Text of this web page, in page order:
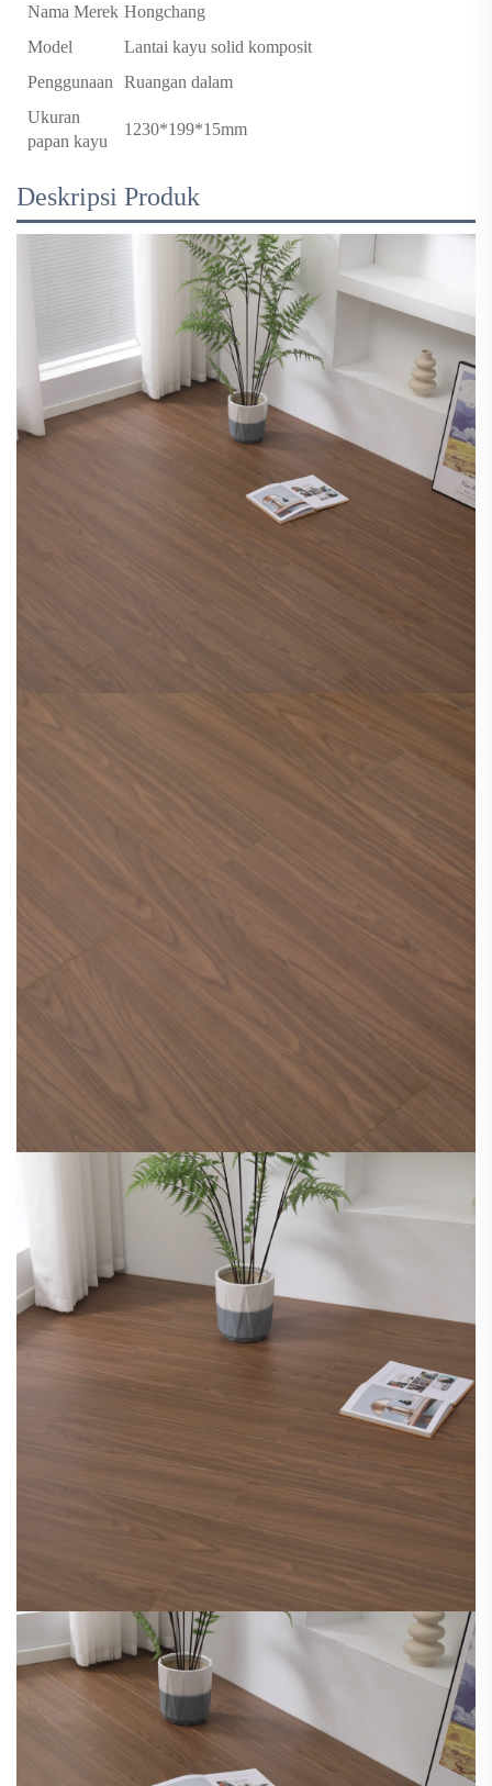
Nama Merek Hongchang
Model
Lantai kayu solid komposit
Penggunaan
Ruangan dalam
Ukuran
papan kayu
1230*199*15mm
Deskripsi Produk